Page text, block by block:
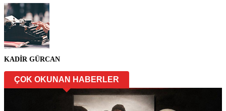
KADİR GÜRCAN
ÇOK OKUNAN HABERLER